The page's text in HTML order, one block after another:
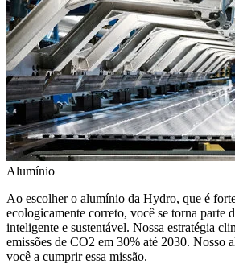
Alumínio
Ao escolher o alumínio da Hydro, que é
ecologicamente correto, você se torna parte
inteligente e sustentável. Nossa estratégia
emissões de CO2 em 30% até 2030. Nosso
você a cumprir essa missão.